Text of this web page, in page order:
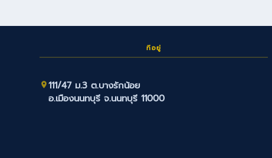
ที่อยู่
111/47 ม.3 ต.บางรักน้อย
อ.เมืองนนทบุรี จ.นนทบุรี 11000